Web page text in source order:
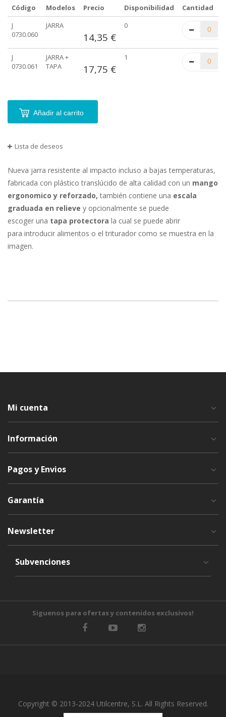
Elementos
de
agrupados
Código Modelos Precio Disponibilidad
Cantidad
J
0730.060
JARRA
14,35 €
0
J
0730.061
JARRA +
TAPA
17,75 €
1
Añadir al carrito
Lista de deseos
Nueva jarra resistente al impacto incluso a bajas temperaturas,
fabricada con plástico translúcido de alta calidad con un mango
ergonomico y reforzado,también contiene una escala
graduada en relieve y opcionalmente se puede
escoger una tapa protectora la cual se puede abrir
para introducir alimentos o el triturador como se muestra en la
imagen.
Mi cuenta
Información
Pagos y Envios
Garantía
Newsletter
Subvenciones
Siguenos para ofertas y contenidos exclusivos!
Copyright © 2013-2024 Utilcentre, S.L. All Rights Reserved.